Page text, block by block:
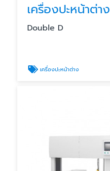
เครื่องปะหน้าต่าง
Double D
เครื่องปะหน้าต่าง